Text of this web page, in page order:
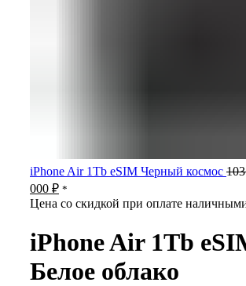
iPhone Air 1Tb eSIM Черный космос
000 ₽Текущая
цена:
*
Цена со скидкой при оплате
iPhone Air 1Tb
Белое облако